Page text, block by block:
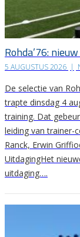
Rohda’76:
5 AUGUSTUS 2026 |
De selectie van
trapte dinsdag 4
training. Dat
leiding van trainer-
Ranck, Erwin
UitdagingHet
uitdaging….